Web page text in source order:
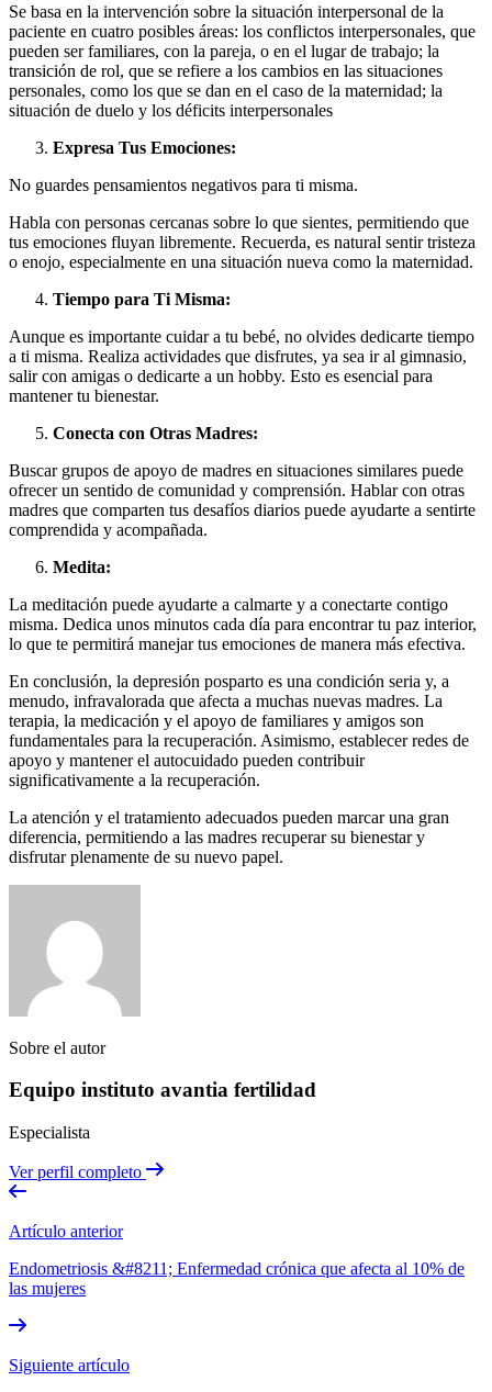
Se basa en la intervención sobre la situación interpersonal de la
paciente en cuatro posibles áreas: los conflictos interpersonales, que
pueden ser familiares, con la pareja, o en el lugar de trabajo; la
transición de rol, que se refiere a los cambios en las situaciones
personales, como los que se dan en el caso de la maternidad; la
situación de duelo y los déficits interpersonales
Expresa Tus Emociones:
No guardes pensamientos negativos para ti misma.
Habla con personas cercanas sobre lo que sientes, permitiendo que
tus emociones fluyan libremente. Recuerda, es natural sentir tristeza
o enojo, especialmente en una situación nueva como la maternidad.
Tiempo para Ti Misma:
Aunque es importante cuidar a tu bebé, no olvides dedicarte tiempo
a ti misma. Realiza actividades que disfrutes, ya sea ir al gimnasio,
salir con amigas o dedicarte a un hobby. Esto es esencial para
mantener tu bienestar.
Conecta con Otras Madres:
Buscar grupos de apoyo de madres en situaciones similares puede
ofrecer un sentido de comunidad y comprensión. Hablar con otras
madres que comparten tus desafíos diarios puede ayudarte a sentirte
comprendida y acompañada.
Medita:
La meditación puede ayudarte a calmarte y a conectarte contigo
misma. Dedica unos minutos cada día para encontrar tu paz interior,
lo que te permitirá manejar tus emociones de manera más efectiva.
En conclusión, la depresión posparto es una condición seria y, a
menudo, infravalorada que afecta a muchas nuevas madres. La
terapia, la medicación y el apoyo de familiares y amigos son
fundamentales para la recuperación. Asimismo, establecer redes de
apoyo y mantener el autocuidado pueden contribuir
significativamente a la recuperación.
La atención y el tratamiento adecuados pueden marcar una gran
diferencia, permitiendo a las madres recuperar su bienestar y
disfrutar plenamente de su nuevo papel.
Sobre el autor
Equipo instituto avantia fertilidad
Especialista
Ver perfil completo
Artículo anterior
Endometriosis &#8211; Enfermedad crónica que afecta al 10% de
las mujeres
Siguiente artículo